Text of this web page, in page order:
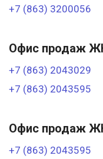
+7 (863) 3200056
Офис продаж
+7 (863) 2043029
+7 (863) 2043595
Офис продаж
+7 (863) 2043595